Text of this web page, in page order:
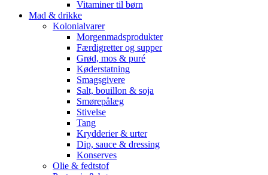
Vitaminer til børn
Mad & drikke
Kolonialvarer
Morgenmadsprodukter
Færdigretter og supper
Grød, mos & puré
Køderstatning
Smagsgivere
Salt, bouillon & soja
Smørepålæg
Stivelse
Tang
Krydderier & urter
Dip, sauce & dressing
Konserves
Olie & fedtstof